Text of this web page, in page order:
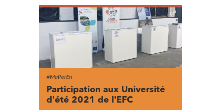
#MaPerEn
Participation aux Université
d'été 2021 de l'EFC